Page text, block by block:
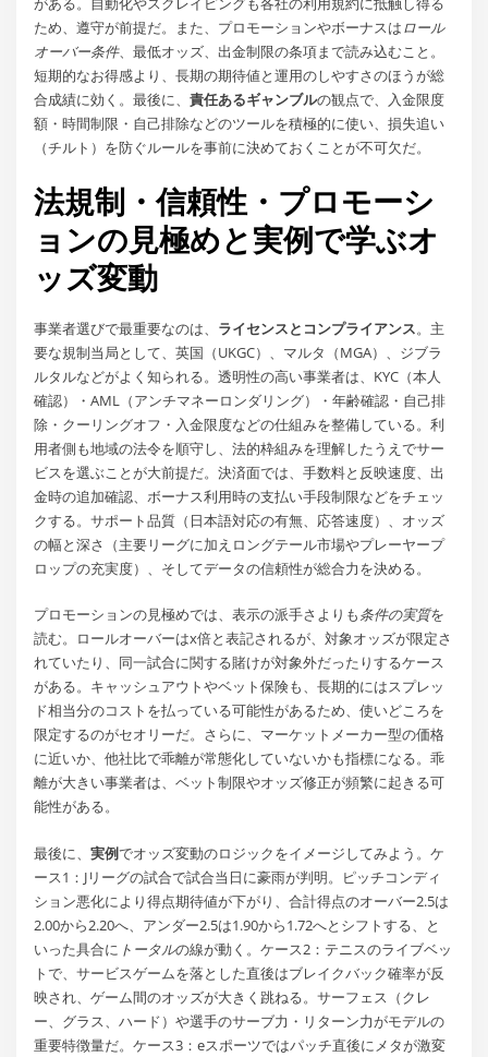
ため、遵守が前提だ。また、プロモーションやボーナスはロール
オーバー条件、最低オッズ、出金制限の条項まで読み込むこと。
短期的なお得感より、長期の期待値と運用のしやすさのほうが総
合成績に効く。最後に、責任あるギャンブルの観点で、入金限度
額・時間制限・自己排除などのツールを積極的に使い、損失追い
（チルト）を防ぐルールを事前に決めておくことが不可欠だ。
法規制・信頼性・プロモーシ
ョンの見極めと実例で学ぶオ
ッズ変動
事業者選びで最重要なのは、 ライセンスとコンプライアンス。主
要な規制当局として、英国（UKGC）、マルタ（MGA）、ジブラ
ルタルなどがよく知られる。透明性の高い事業者は、KYC（本人
確認）・AML（アンチマネーロンダリング）・年齢確認・自己排
除・クーリングオフ・入金限度などの仕組みを整備している。利
用者側も地域の法令を順守し、法的枠組みを理解したうえでサー
ビスを選ぶことが大前提だ。決済面では、手数料と反映速度、出
金時の追加確認、ボーナス利用時の支払い手段制限などをチェッ
クする。サポート品質（日本語対応の有無、応答速度）、オッズ
の幅と深さ（主要リーグに加えロングテール市場やプレーヤープ
ロップの充実度）、そしてデータの信頼性が総合力を決める。
プロモーションの見極めでは、表示の派手さよりも条件の実質を
読む。ロールオーバーはx倍と表記されるが、対象オッズが限定さ
れていたり、同一試合に関する賭けが対象外だったりするケース
がある。キャッシュアウトやベット保険も、長期的にはスプレッ
ド相当分のコストを払っている可能性があるため、使いどころを
限定するのがセオリーだ。さらに、マーケットメーカー型の価格
に近いか、他社比で乖離が常態化していないかも指標になる。乖
離が大きい事業者は、ベット制限やオッズ修正が頻繁に起きる可
能性がある。
最後に、実例でオッズ変動のロジックをイメージしてみよう。ケ
ース1：Jリーグの試合で試合当日に豪雨が判明。ピッチコンディ
ション悪化により得点期待値が下がり、合計得点のオーバー2.5は
2.00から2.20へ、アンダー2.5は1.90から1.72へとシフトする、と
いった具合に トータルの線が動く。ケース2：テニスのライブベッ
トで、サービスゲームを落とした直後はブレイクバック確率が反
映され、ゲーム間のオッズが大きく跳ねる。サーフェス（クレ
ー、グラス、ハード）や選手のサーブ力・リターン力がモデルの
重要特徴量だ。ケース3：eスポーツではパッチ直後にメタが激変